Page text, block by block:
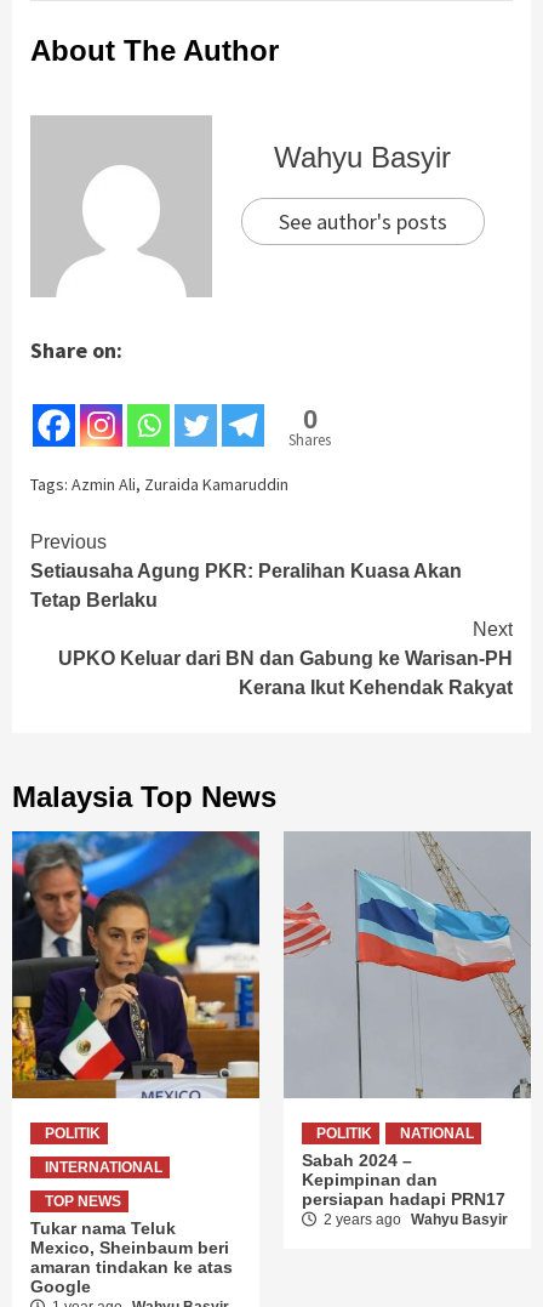
About The Author
Wahyu Basyir
See author's posts
Share on:
0
Shares
Tags: Azmin Ali, Zuraida Kamaruddin
Continue
Reading
Previous
Setiausaha Agung PKR: Peralihan Kuasa Akan
Tetap Berlaku
Next
UPKO Keluar dari BN dan Gabung ke Warisan-PH
Kerana Ikut Kehendak Rakyat
Malaysia Top News
POLITIK
INTERNATIONAL
TOP NEWS
Tukar nama Teluk
Mexico, Sheinbaum beri
amaran tindakan ke atas
Google
POLITIK NATIONAL
Sabah 2024 –
Kepimpinan dan
persiapan hadapi PRN17
2 years ago Wahyu Basyir